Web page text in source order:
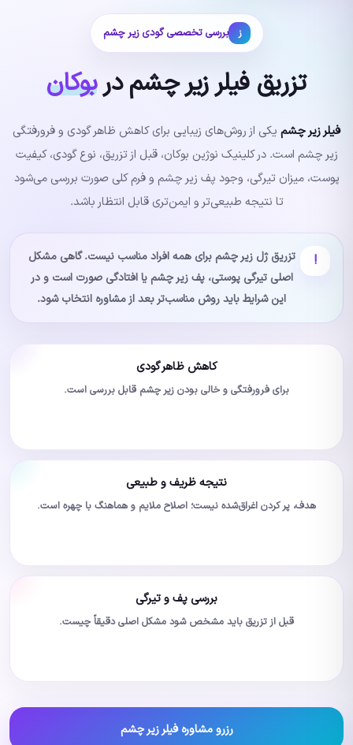
ز بررسی تخصصی گودی زیر چشم
تزریق فیلر زیر چشم دربوکان
فیلر زیر چشم یکی از روش‌های زیبایی برای کاهش ظاهر گودی و فرورفتگی
زیر چشم است. در کلینیک نوژین بوکان، قبل از تزریق، نوع گودی، کیفیت
پوست، میزان تیرگی، وجود پف زیر چشم و فرم کلی صورت بررسی می‌شود
تا نتیجه طبیعی‌تر و ایمن‌تری قابل انتظار باشد.
!
تزریق ژل زیر چشم برای همه افراد مناسب نیست. گاهی مشکل
اصلی تیرگی پوستی، پف زیر چشم یا افتادگی صورت است و در
این شرایط باید روش مناسب‌تر بعد از مشاوره انتخاب شود.
کاهش ظاهر گودی
برای فرورفتگی و خالی بودن زیر چشم قابل بررسی است.
نتیجه ظریف و طبیعی
هدف، پر کردن اغراق‌شده نیست؛ اصلاح ملایم و هماهنگ با چهره است.
بررسی پف و تیرگی
قبل از تزریق باید مشخص شود مشکل اصلی دقیقاً چیست.
رزرو مشاوره فیلر زیر چشم